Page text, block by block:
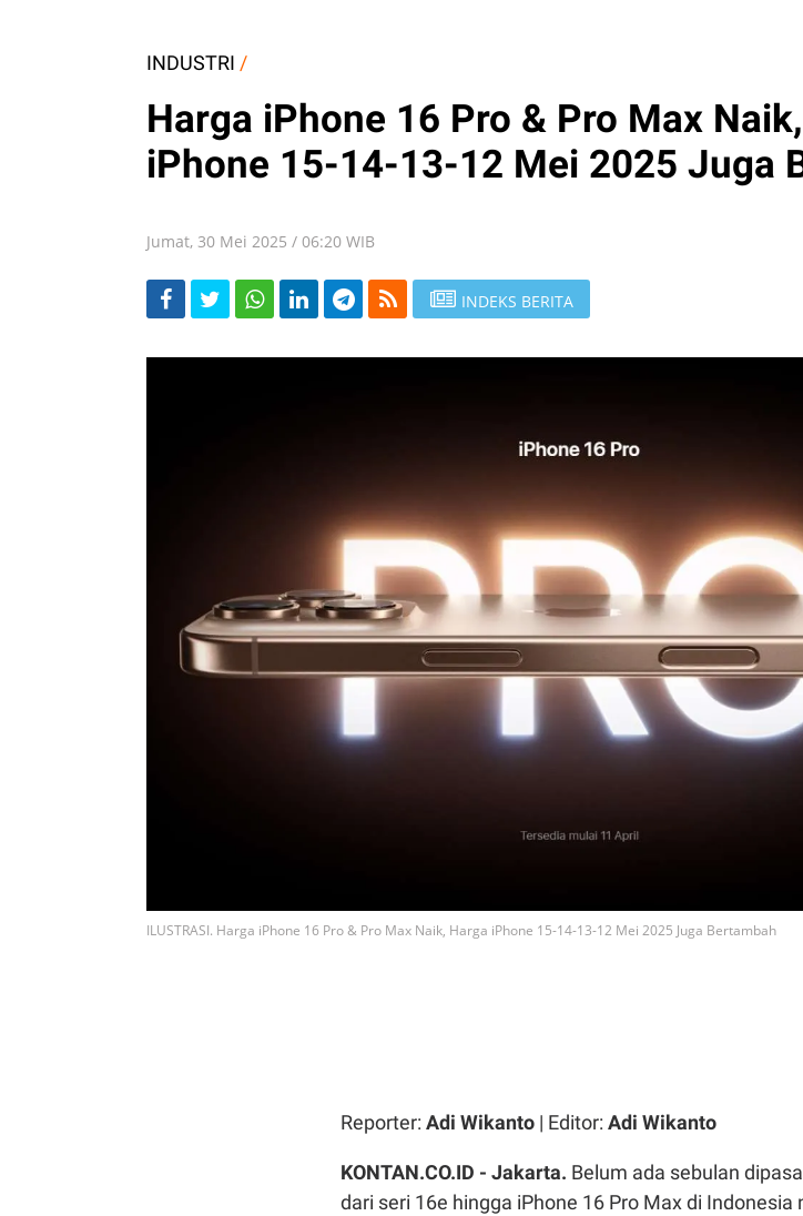
INDUSTRI /
Harga iPhone 16 Pro & Pro Max
iPhone 15-14-13-12 Mei 2025 Juga
Jumat, 30 Mei 2025 / 06:20 WIB
INDEKS BERITA
ILUSTRASI. Harga iPhone 16 Pro & Pro Max Naik, Harga iPhone 15-14-13-12 Mei 2025 Juga Bertambah
Reporter: Adi Wikanto | Editor: Adi Wikanto
KONTAN.CO.ID - Jakarta. Belum ada sebulan
dari seri 16e hingga iPhone 16 Pro Max di Indonesia